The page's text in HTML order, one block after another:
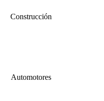
Construcción
Automotores